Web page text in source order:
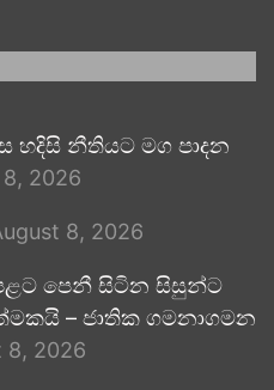
හදිසි නීතියට මග පාදන
2026
8, 2026
පෙනී සිටින සිසුන්ට
– ජාතික ගමනාගමන
8, 2026